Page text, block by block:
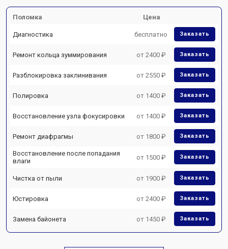
Поломка Цена
Диагностика бесплатно Заказать
Ремонт кольца зуммирования от 2400 ₽ Заказать
Разблокировка заклинивания от 2550 ₽ Заказать
Полировка от 1400 ₽ Заказать
Восстановление узла фокусировки от 1400 ₽ Заказать
Ремонт диафрагмы от 1800 ₽ Заказать
Восстановление после попадания
влаги
от 1500 ₽ Заказать
Чистка от пыли от 1900 ₽ Заказать
Юстировка от 2400 ₽ Заказать
Замена байонета от 1450 ₽ Заказать